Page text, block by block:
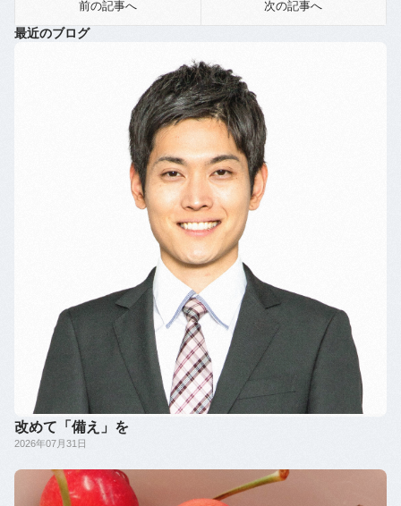
前の記事へ 次の記事へ
最近のブログ
改めて「備え」を
2026年07月31日